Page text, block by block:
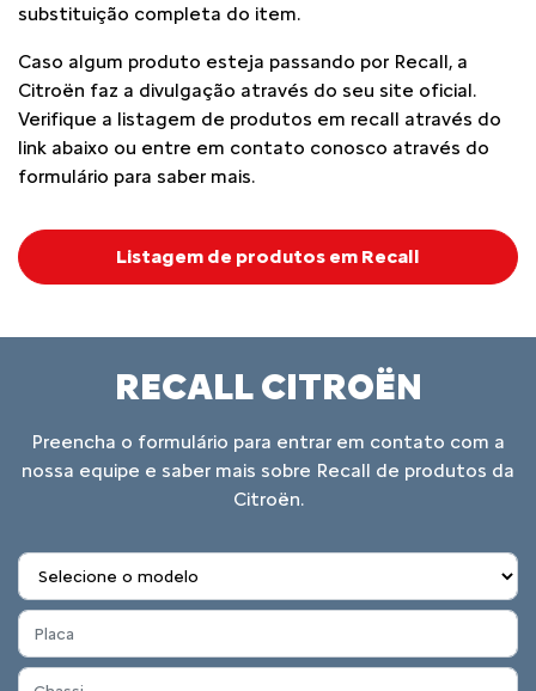
substituição completa do item.
Caso algum produto esteja passando por Recall, a
Citroën faz a divulgação através do seu site oficial.
Verifique a listagem de produtos em recall através do
link abaixo ou entre em contato conosco através do
formulário para saber mais.
Listagem de produtos em Recall
RECALL CITROËN
Preencha o formulário para entrar em contato com a
nossa equipe e saber mais sobre Recall de produtos da
Citroën.